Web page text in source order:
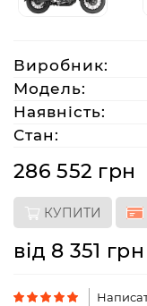
(063)
212
08
76
Режим
роботи:
Пт
Виробник:
Модель:
Наявність:
Стан:
286 552 грн
КУПИТИ
від 8 351 грн